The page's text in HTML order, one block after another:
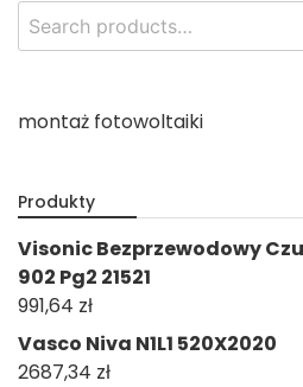
montaż fotowoltaiki
Produkty
Visonic Bezprzewodowy
902 Pg2 21521
991,64 zł
Vasco Niva N1L1 520X2020
2687,34 zł